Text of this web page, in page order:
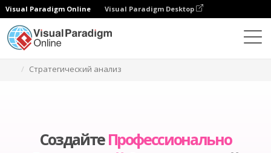
Visual Paradigm Online Visual Paradigm Desktop
Стратегический анализ
СоздайтеПрофессионально